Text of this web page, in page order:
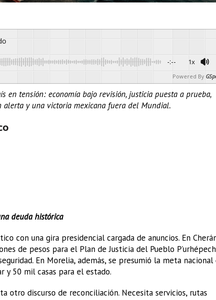
-:-- 1x
Powered By
tensión: economía bajo revisión, justicia puesta a prueba,
y una victoria mexicana fuera del Mundial.
deuda histórica
con una gira presidencial cargada de anuncios. En
de pesos para el Plan de Justicia del Pueblo
En Morelia, además, se presumió la meta nacional
y 50 mil casas para el estado.
otro discurso de reconciliación. Necesita servicios, rutas